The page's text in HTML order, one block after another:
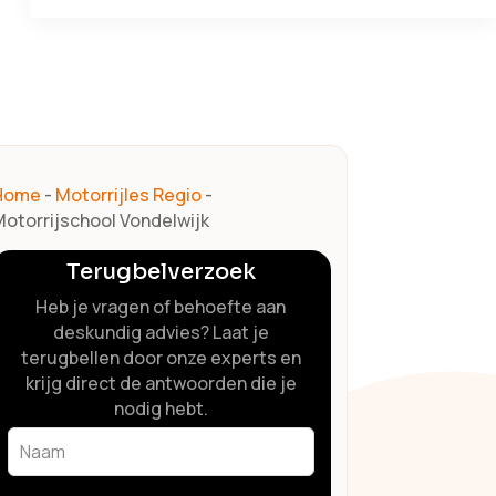
- Motorrijles Regio-
Vondelwijk
Terugbelverzoek
Heb je vragen of behoefte aan
deskundig advies? Laat je
terugbellen door onze experts en
krijg direct de antwoorden die je
nodig hebt.
Leave
this
field